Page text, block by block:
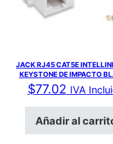
JACK RJ45 CAT5E
KEYSTONE DE IMPACTO
$77.02 IVA
Añadir al